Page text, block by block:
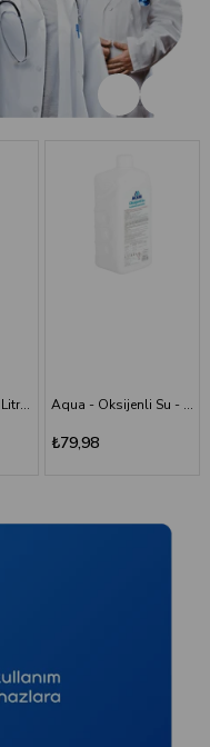
Aqua - Oksijenli Su - 1 lt Aqua - Scrub (Poviodine) - %7,5 - 1 Litre
₺194,11